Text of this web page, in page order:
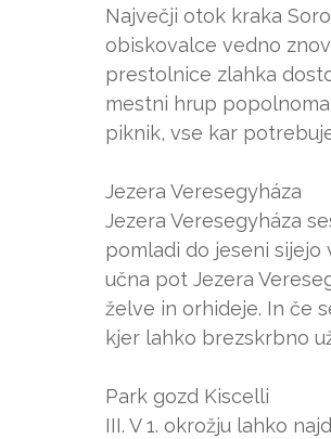
Največji otok kraka
obiskovalce vedno
prestolnice zlahka
mestni hrup
piknik, vse kar
Jezera Veresegyháza
Jezera Veresegyháza
pomladi do jeseni
učna pot Jezera
želve in orhideje. In če
kjer lahko brezskrbno
Park gozd Kiscelli
III. V 1. okrožju lahko